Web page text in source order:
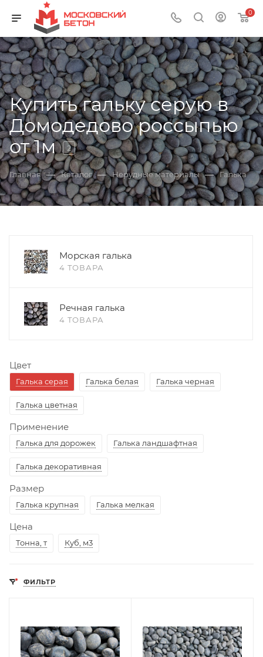
0
Купить гальку серую в
Домодедово россыпью
от 1м
2
Главная — Каталог — Нерудные материалы — Галька
Морская галька
4 ТОВАРА
Речная галька
4 ТОВАРА
Цвет
Галька серая Галька белая Галька черная
Галька цветная
Применение
Галька для дорожек Галька ландшафтная
Галька декоративная
Размер
Галька крупная Галька мелкая
Цена
Тонна, т Куб, м3
ФИЛЬТР